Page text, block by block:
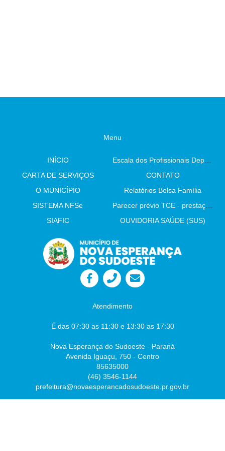
Menu
INÍCIO
Escala dos Profissionais Departamento De Saúde
CARTA DE SERVIÇOS
CONTATO
O MUNICÍPIO
Relatórios Bolsa Família
SISTEMA NFSe
Parecer prévio TCE - prestação de contas
SIAFIC
OUVIDORIA SAÚDE (SUS)
Atendimento
É das 07:30 as 11:30 e 13:30 as 17:30
Nova Esperança do Sudoeste - Paraná
Avenida Iguaçu, 750 - Centro
85635000
(46) 3546-1144
prefeitura@novaesperancadosudoeste.pr.gov.br